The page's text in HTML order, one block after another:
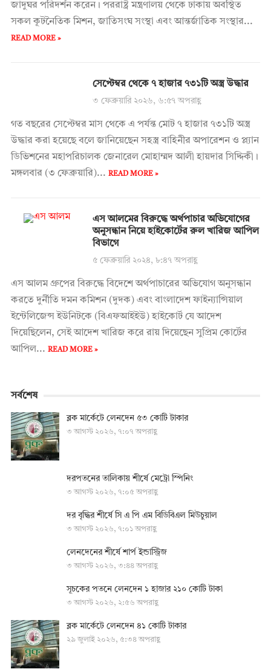
জাদুঘর পরিদর্শন করেন। পররাষ্ট্র মন্ত্রণালয় থেকে ঢাকায় অবস্থিত
সকল কূটনৈতিক মিশন, জাতিসংঘ সংস্থা এবং আন্তর্জাতিক সংস্থার...
READ MORE »
সেপ্টেম্বর থেকে ৭ হাজার ৭৩১টি অস্ত্র উদ্ধার
৩ ফেব্রুয়ারি ২০২৬, ৬:৫৭ অপরাহ্ণ
গত বছরের সেপ্টেম্বর মাস থেকে এ পর্যন্ত মোট ৭ হাজার ৭৩১টি অস্ত্র
উদ্ধার করা হয়েছে বলে জানিয়েছেন সহস্ত্র বাহিনীর অপারেশন ও প্ল্যান
ডিভিশনের মহাপরিচালক জেনারেল মোহাম্মদ আলী হায়দার সিদ্দিকী।
মঙ্গলবার (৩ ফেব্রুয়ারি)... READ MORE »
এস আলমের বিরুদ্ধে অর্থপাচার অভিযোগের
অনুসন্ধান নিয়ে হাইকোর্টের রুল খারিজ আপিল
বিভাগে
৫ ফেব্রুয়ারি ২০২৪, ৮:৪৭ অপরাহ্ণ
এস আলম গ্রুপের বিরুদ্ধে বিদেশে অর্থপাচারের অভিযোগ অনুসন্ধান
করতে দুর্নীতি দমন কমিশন (দুদক) এবং বাংলাদেশ ফাইন্যান্সিয়াল
ইন্টেলিজেন্স ইউনিটকে (বিএফআইইউ) হাইকোর্ট যে আদেশ
দিয়েছিলেন, সেই আদেশ খারিজ করে রায় দিয়েছেন সুপ্রিম কোর্টের
আপিল... READ MORE »
সর্বশেষ
ব্লক মার্কেটে লেনদেন ৫৩ কোটি টাকার
৩ আগস্ট ২০২৬, ৭:০৭ অপরাহ্ণ
দরপতনের তালিকায় শীর্ষে মেট্রো স্পিনিং
৩ আগস্ট ২০২৬, ৭:০৫ অপরাহ্ণ
দর বৃদ্ধির শীর্ষে সি এ পি এম বিডিবিএল মিউচুয়াল
৩ আগস্ট ২০২৬, ৭:০১ অপরাহ্ণ
লেনদেনের শীর্ষে শার্প ইন্ডাস্ট্রিজ
৩ আগস্ট ২০২৬, ৩:৪৪ অপরাহ্ণ
সূচকের পতনে লেনদেন ১ হাজার ২১০ কোটি টাকা
৩ আগস্ট ২০২৬, ২:৫৬ অপরাহ্ণ
ব্লক মার্কেটে লেনদেন ৪১ কোটি টাকার
২৯ জুলাই ২০২৬, ৫:৩৪ অপরাহ্ণ